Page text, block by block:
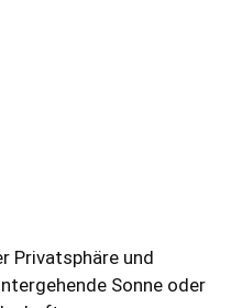
Privatsphäre und
Sonne oder